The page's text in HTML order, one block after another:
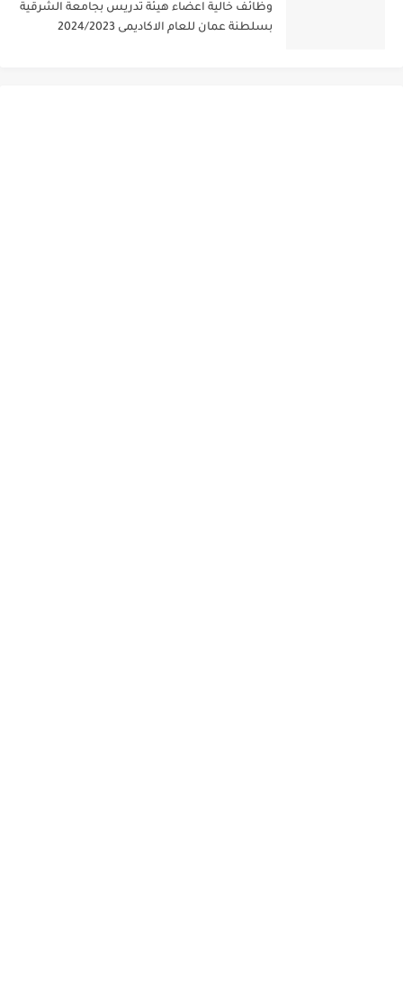
وظائف خالية اعضاء هيئة تدريس بجامعة الشرقية
بسلطنة عمان للعام الاكاديمى 2024/2023